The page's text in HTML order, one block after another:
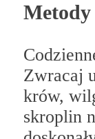
Metody
Zwracaj
krów,
skroplin